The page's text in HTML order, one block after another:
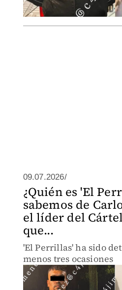
09.07.2026/
¿Quién es 'El
sabemos de
el líder del
que...
'El Perrillas' ha sido
menos tres ocasiones